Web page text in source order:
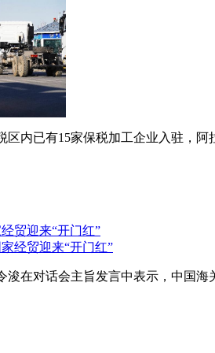
区内已有15家保税加工企业入驻，
贸迎来“开门红”
浚在对话会主旨发言中表示，中国